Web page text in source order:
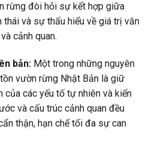
rừng đòi hỏi sự kết hợp giữa
thái và sự thấu hiểu về giá trị văn
cảnh quan.
bản:Một trong những nguyên
vườn rừng Nhật Bản là giữ
của các yếu tố tự nhiên và kiến
và cấu trúc cảnh quan đều
thận, hạn chế tối đa sự can